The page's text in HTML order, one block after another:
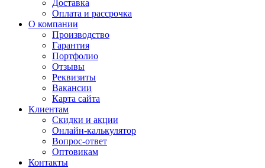
Доставка
Оплата и рассрочка
О компании
Производство
Гарантия
Портфолио
Отзывы
Реквизиты
Вакансии
Карта сайта
Клиентам
Скидки и акции
Онлайн-калькулятор
Вопрос-ответ
Оптовикам
Контакты